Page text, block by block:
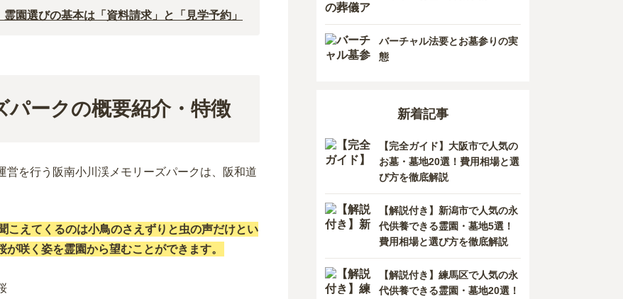
園選びの基本は「資料請求」と「見学予約」
パークの概要紹介・特徴
を行う阪南小川渓メモリーズパークは、阪和道
こえてくるのは小鳥のさえずりと虫の声だけとい
咲く姿を霊園から望むことができます。
バーチャル法要とお墓参りの実
態
新着記事
【完全ガイド】大阪市で人気の
お墓・墓地20選！費用相場と選
び方を徹底解説
【解説付き】新潟市で人気の永
代供養できる霊園・墓地5選！
費用相場と選び方を徹底解説
【解説付き】練馬区で人気の永
代供養できる霊園・墓地20選！